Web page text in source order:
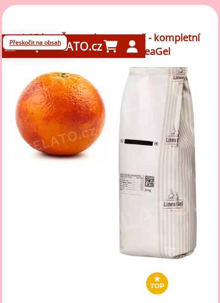
Přeskočit na obsahGELATO.cz
1,25 kg - Červený pomeranč - kompletní
zmrzlinová směs, LineaGel